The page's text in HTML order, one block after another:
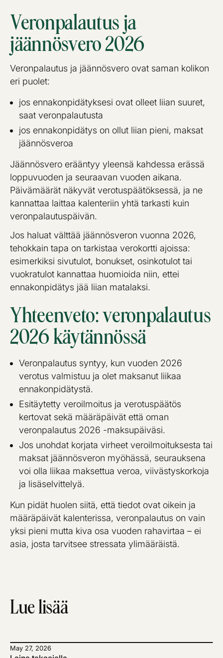
Veronpalautus ja
jäännösvero 2026
Veronpalautus ja jäännösvero ovat saman kolikon
eri puolet:
jos ennakonpidätyksesi ovat olleet liian suuret,
saat veronpalautusta
jos ennakonpidätys on ollut liian pieni, maksat
jäännösveroa
Jäännösvero erääntyy yleensä kahdessa erässä
loppuvuoden ja seuraavan vuoden aikana.
Päivämäärät näkyvät verotuspäätöksessä, ja ne
kannattaa laittaa kalenteriin yhtä tarkasti kuin
veronpalautuspäivän.
Jos haluat välttää jäännösveron vuonna 2026,
tehokkain tapa on tarkistaa verokortti ajoissa:
esimerkiksi sivutulot, bonukset, osinkotulot tai
vuokratulot kannattaa huomioida niin, ettei
ennakonpidätys jää liian matalaksi.
Yhteenveto: veronpalautus
2026 käytännössä
Veronpalautus syntyy, kun vuoden 2026
verotus valmistuu ja olet maksanut liikaa
ennakonpidätystä.
Esitäytetty veroilmoitus ja verotuspäätös
kertovat sekä määräpäivät että oman
veronpalautus 2026 -maksupäiväsi.
Jos unohdat korjata virheet veroilmoituksesta tai
maksat jäännösveron myöhässä, seurauksena
voi olla liikaa maksettua veroa, viivästyskorkoja
ja lisäselvittelyä.
Kun pidät huolen siitä, että tiedot ovat oikein ja
määräpäivät kalenterissa, veronpalautus on vain
yksi pieni mutta kiva osa vuoden rahavirtaa – ei
asia, josta tarvitsee stressata ylimääräistä.
Lue lisää
May 27, 2026